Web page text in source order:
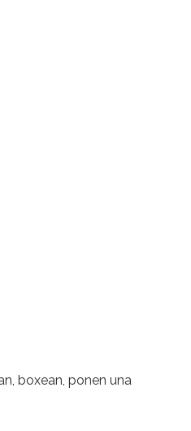
boxean, ponen una